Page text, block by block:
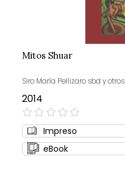
Mitos Shuar
Siro María Pellizaro sbd y otros
2014
0%
Impreso
eBook